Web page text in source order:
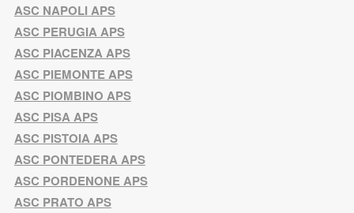
ASC NAPOLI APS
ASC PERUGIA APS
ASC PIACENZA APS
ASC PIEMONTE APS
ASC PIOMBINO APS
ASC PISA APS
ASC PISTOIA APS
ASC PONTEDERA APS
ASC PORDENONE APS
ASC PRATO APS